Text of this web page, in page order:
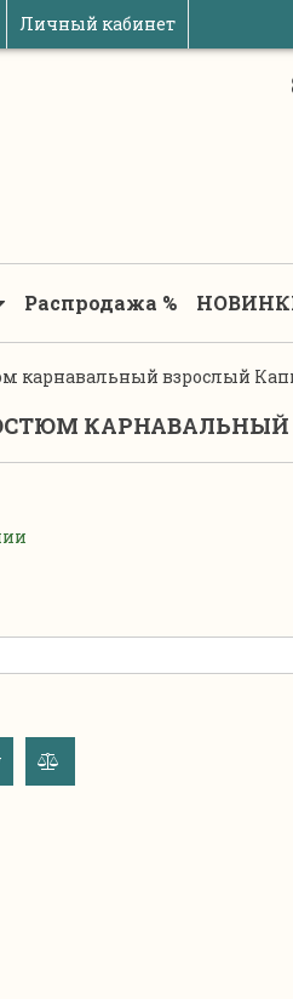
Личный кабинет
Распродажа %
карнавальный взрослый
КАРНАВАЛЬНЫЙ